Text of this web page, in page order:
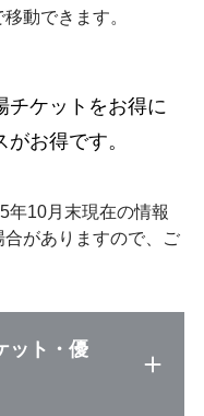
動できます。
チケットをお得に
お得です。
年10月末現在の情報
がありますので、ご
ット・優